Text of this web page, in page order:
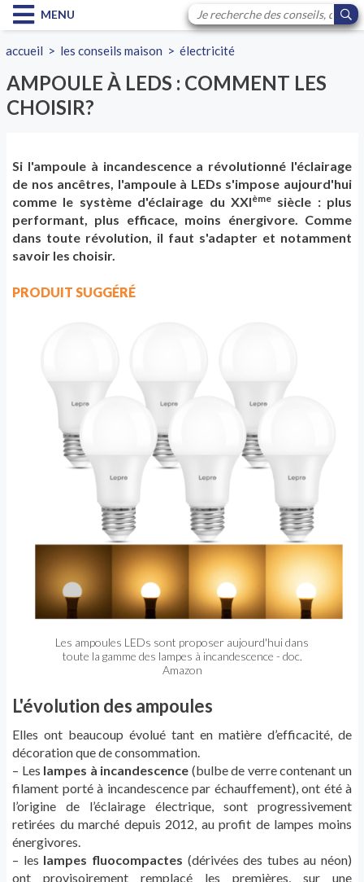
MENU
accueil > les conseils maison >électricité
AMPOULE À LEDS : COMMENT LES
CHOISIR?
Si l'ampoule à incandescence a révolutionné l'éclairage
de nos ancêtres, l'ampoule à LEDs s'impose aujourd'hui
comme le système d'éclairage du XXIèmesiècle : plus
performant, plus efficace, moins énergivore. Comme
dans toute révolution, il faut s'adapter et notamment
savoir les choisir.
PRODUIT SUGGÉRÉ
Les ampoules LEDs sont proposer aujourd'hui dans
toute la gamme des lampes à incandescence - doc.
Amazon
L'évolution des ampoules
Elles ont beaucoup évolué tant en matière d’efficacité, de
décoration que de consommation.
– Les lampes à incandescence (bulbe de verre contenant un
filament porté à incandescence par échauffement), ont été à
l’origine de l’éclairage électrique, sont progressivement
retirées du marché depuis 2012, au profit de lampes moins
énergivores.
– les lampes fluocompactes (dérivées des tubes au néon)
ont provisoirement remplacé les premières, sur une